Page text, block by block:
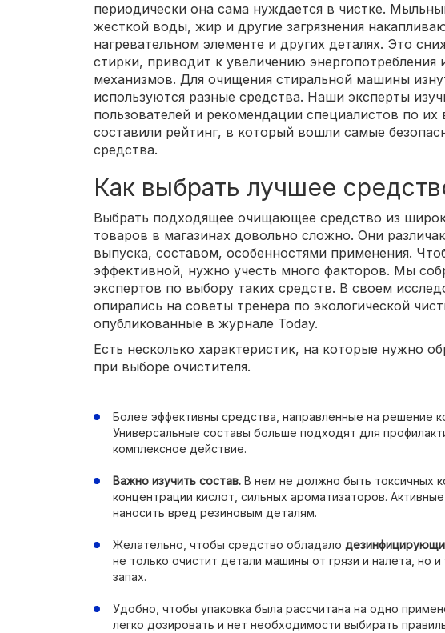
периодически она сама нуждается в чистке.
жесткой воды, жир и другие загрязнения
нагревательном элементе и других деталях. Это
стирки, приводит к увеличению энергопотребления
механизмов. Для очищения стиральной машины
используются разные средства. Наши эксперты
пользователей и рекомендации специалистов по
составили рейтинг, в который вошли самые
средства.
Как выбрать лучшее
Выбрать подходящее очищающее средство из
товаров в магазинах довольно сложно. Они
выпуска, составом, особенностями применения.
эффективной, нужно учесть много факторов. Мы
экспертов по выбору таких средств. В своем
опирались на советы тренера по экологической
опубликованные в журнале Today.
Есть несколько характеристик, на которые нужно
при выборе очистителя.
Более эффективны средства, направленные на решение
Универсальные составы больше подходят для
комплексное действие.
Важно изучить состав. В нем не должно быть токсичных
концентрации кислот, сильных ароматизаторов.
наносить вред резиновым деталям.
Желательно, чтобы средство обладало
не только очистит детали машины от грязи и налета, но
запах.
Удобно, чтобы упаковка была рассчитана на одно
легко дозировать и нет необходимости выбирать